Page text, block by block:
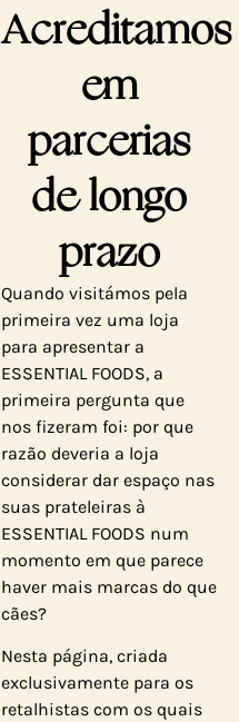
Acreditamos
em
parcerias
de longo
prazo
Quando visitámos pela
primeira vez uma loja
para apresentar a
ESSENTIAL FOODS, a
primeira pergunta que
nos fizeram foi: por que
razão deveria a loja
considerar dar espaço nas
suas prateleiras à
ESSENTIAL FOODS num
momento em que parece
haver mais marcas do que
cães?
Nesta página, criada
exclusivamente para os
retalhistas com os quais